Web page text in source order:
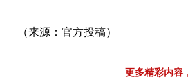
（来源：官方投稿）
更多精彩内容